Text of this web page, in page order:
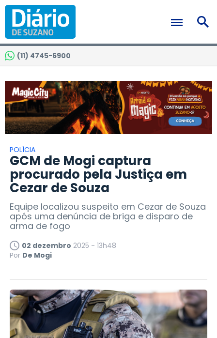
(11) 4745-6900
POLÍCIA
GCM de Mogi captura
procurado pela Justiça em
Cezar de Souza
Equipe localizou suspeito em Cezar de Souza
após uma denúncia de briga e disparo de
arma de fogo
02 dezembro 2025 - 13h48
Por De Mogi